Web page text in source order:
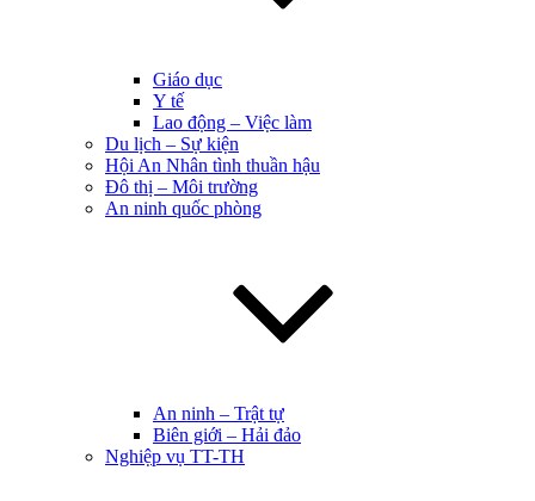
Giáo dục
Y tế
Lao động – Việc làm
Du lịch – Sự kiện
Hội An Nhân tình thuần hậu
Đô thị – Môi trường
An ninh quốc phòng
An ninh – Trật tự
Biên giới – Hải đảo
Nghiệp vụ TT-TH